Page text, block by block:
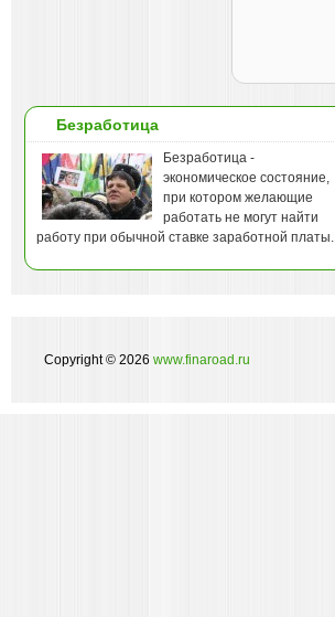
Безработица
Безработица -
экономическое состояние,
при котором желающие
работать не могут найти
работу при обычной ставке заработной платы.
Copyright © 2026 www.finaroad.ru